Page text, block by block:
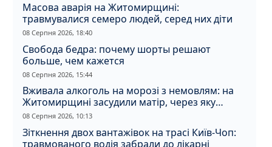
Масова аварія на Житомирщині:
травмувалися семеро людей, серед них діти
08 Серпня 2026, 18:40
Свобода бедра: почему шорты решают
больше, чем кажется
08 Серпня 2026, 15:44
Вживала алкоголь на морозі з немовлям: на
Житомирщині засудили матір, через яку
дитина отримала обмороження
08 Серпня 2026, 10:13
Зіткнення двох вантажівок на трасі Київ-Чоп:
травмованого водія забрали до лікарні